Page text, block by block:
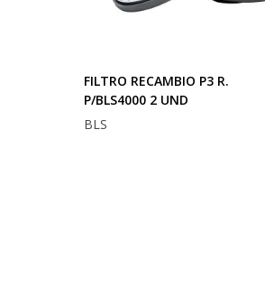
FILTRO RECAMBIO P3 R.
P/BLS4000 2 UND
BLS